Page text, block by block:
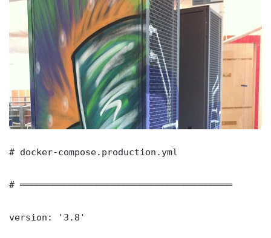
# docker-compose.production.yml
# ═══════════════════════════════════════
version: '3.8'